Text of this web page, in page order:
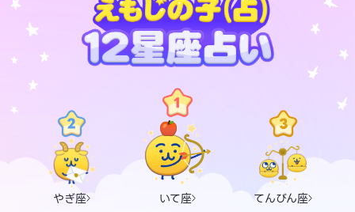
やぎ座 いて座 てんびん座